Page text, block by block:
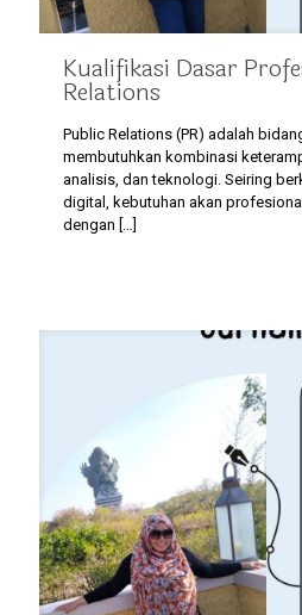
Kualifikasi Dasar
Relations
Public Relations (PR) adalah
membutuhkan kombinasi
analisis, dan teknologi. Seiring
digital, kebutuhan akan
dengan […]